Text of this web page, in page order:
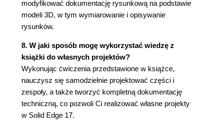
Inne polecenia pomocnicze (188)
Wymiana danych i edycja bezpośrednia (190)
Modelowanie części - ćwiczenia (192)
uproszczone (192)
Rozdział 4. Tworzenie zespołów - moduł Assembly
(215)
Pierwsze kroki w module Assembly (215)
Pojemnik z pokrywą - część 1. (216)
Relacje (218)
modyfikować dokumentację rysunkową na podstawie
modeli 3D, w tym wymiarowanie i opisywanie
rysunków.
8. W jaki sposób mogę wykorzystać wiedzę z
książki do własnych projektów?
Wykonując ćwiczenia przedstawione w książce,
nauczysz się samodzielnie projektować części i
zespoły, a także tworzyć kompletną dokumentację
techniczną, co pozwoli Ci realizować własne projekty
w Solid Edge 17.